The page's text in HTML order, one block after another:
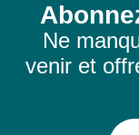
Ne
venir et